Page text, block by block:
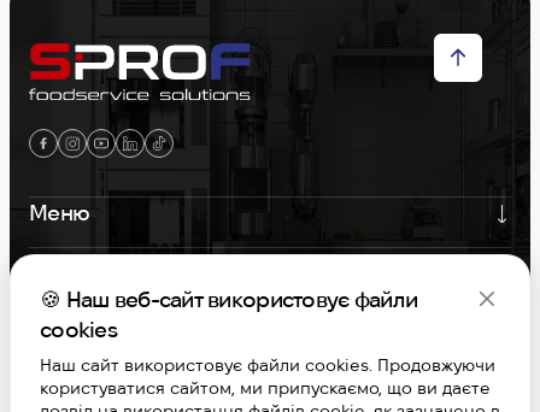
Меню
Графік роботи
S-PROF © Copyright 2026. Вcі права захищені
🍪 Наш веб-сайт використовує файли
cookies
Наш сайт використовує файли cookies. Продовжуючи
користуватися сайтом, ми припускаємо, що ви даєте